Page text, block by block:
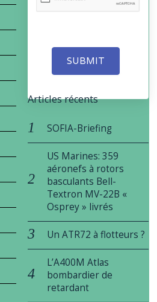
SUBMIT
Articles récents
SOFIA-Briefing
US Marines: 359
aéronefs à rotors
basculants Bell-
Textron MV-22B «
Osprey » livrés
Un ATR72 à flotteurs ?
L’A400M Atlas
bombardier de
retardant